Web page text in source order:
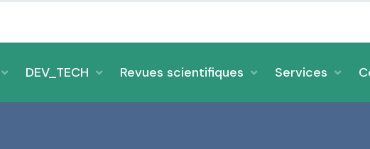
DEV_TECH Revues scientifiques Services